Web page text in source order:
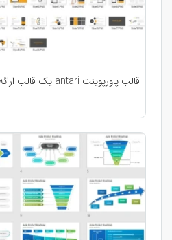
قالب پاورپوینت antari یک قالب ارائه شرکتی